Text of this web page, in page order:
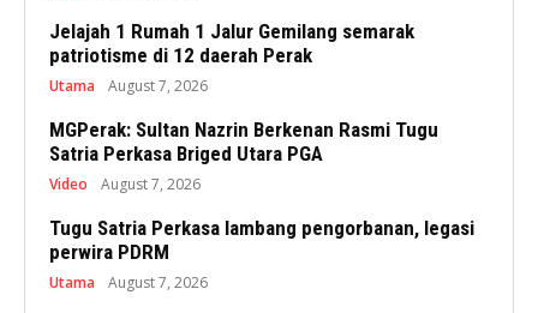
Jelajah 1 Rumah 1 Jalur Gemilang semarak
patriotisme di 12 daerah Perak
Utama August 7, 2026
MGPerak: Sultan Nazrin Berkenan Rasmi Tugu
Satria Perkasa Briged Utara PGA
Video August 7, 2026
Tugu Satria Perkasa lambang pengorbanan, legasi
perwira PDRM
Utama August 7, 2026